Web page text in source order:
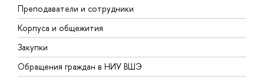
Преподаватели и сотрудники
Корпуса и общежития
Закупки
Обращения граждан в НИУ ВШЭ